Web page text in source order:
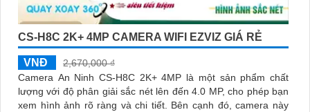
CS-H8C 2K+ 4MP CAMERA WIFI EZVIZ GIÁ RẺ
VNĐ
2,670,000 ₫
Camera An Ninh CS-H8C 2K+ 4MP là một sản phẩm chất
lượng với độ phân giải sắc nét lên đến 4.0 MP, cho phép bạn
xem hình ảnh rõ ràng và chi tiết. Bên cạnh đó, camera này